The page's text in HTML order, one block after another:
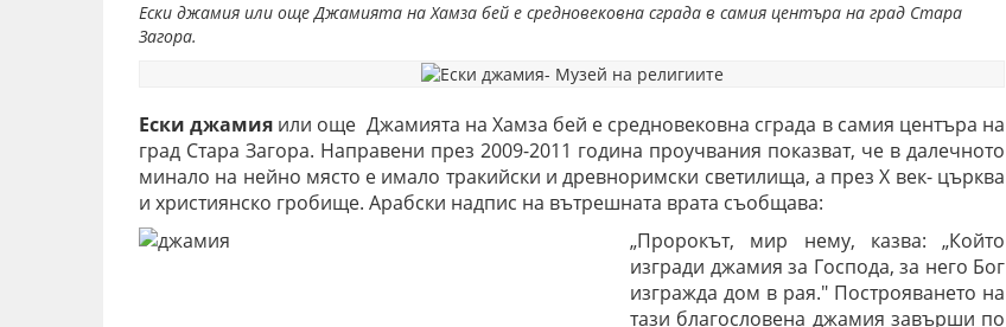
Ески джамия или още Джамията на Хамза бей е средновековна сграда в самия центъра на град Стара
Загора.
Ески джамия или още Джамията на Хамза бей е средновековна сграда в самия центъра на
град Стара Загора. Направени през 2009-2011 година проучвания показват, че в далечното
минало на нейно място е имало тракийски и древноримски светилища, а през Х век- църква
и християнско гробище. Арабски надпис на вътрешната врата съобщава:
„Пророкът, мир нему, казва: „Който
изгради джамия за Господа, за него Бог
изгражда дом в рая." Построяването на
тази благословена джамия завърши по